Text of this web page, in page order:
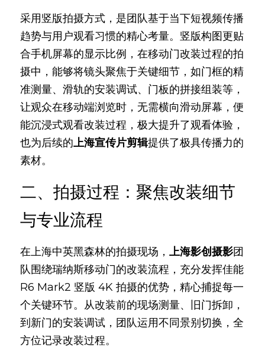
采用竖版拍摄方式，是团队基于当下短视频传播
趋势与用户观看习惯的精心考量。竖版构图更贴
合手机屏幕的显示比例，在移动门改装过程的拍
摄中，能够将镜头聚焦于关键细节，如门框的精
准测量、滑轨的安装调试、门板的拼接组装等，
让观众在移动端浏览时，无需横向滑动屏幕，便
能沉浸式观看改装过程，极大提升了观看体验，
也为后续的上海宣传片剪辑提供了极具传播力的
素材。
二、拍摄过程：聚焦改装细节
与专业流程
在上海中英黑森林的拍摄现场， 上海影创摄影团
队围绕瑞纳斯移动门的改装流程，充分发挥佳能
R6 Mark2 竖版 4K 拍摄的优势，精心捕捉每一
个关键环节。从改装前的现场测量、旧门拆卸，
到新门的安装调试，团队运用不同景别切换，全
方位记录改装过程。